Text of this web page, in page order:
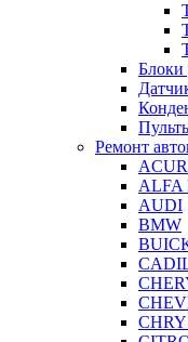
Блоки
Ремонт
ALFA
AUDI
BMW